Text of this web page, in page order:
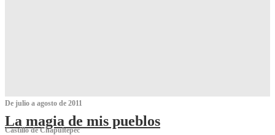
De julio a agosto de 2011
La magia de mis pueblos
Castillo de Chapultepec